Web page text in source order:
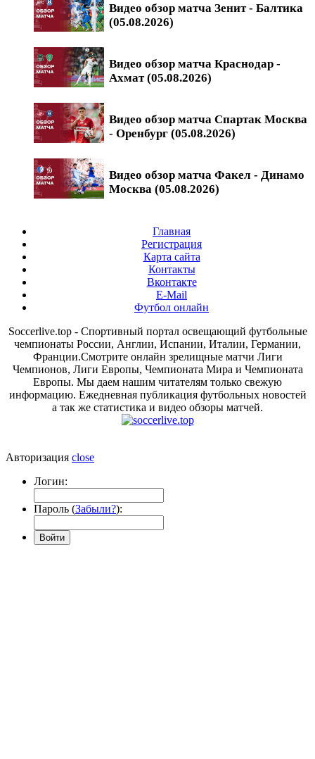
Видео обзор матча Зенит - Балтика
(05.08.2026)
Видео обзор матча Краснодар -
Ахмат (05.08.2026)
Видео обзор матча Спартак Москва
- Оренбург (05.08.2026)
Видео обзор матча Факел - Динамо
Москва (05.08.2026)
Главная
Регистрация
Карта сайта
Контакты
Вконтакте
E-Mail
Футбол онлайн
Soccerlive.top - Спортивный портал освещающий футбольные
чемпионаты России, Англии, Испании, Италии, Германии,
Франции.Смотрите онлайн зрелищные матчи Лиги
Чемпионов, Лиги Европы, Чемпионата Мира и Чемпионата
Европы. Мы даем нашим читателям только свежую
информацию. Ежедневная публикация футбольных новостей
а так же статистика и видео обзоры матчей.
Авторизация close
Логин:
Пароль (Забыли?):
Войти